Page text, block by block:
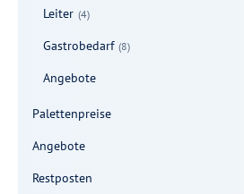
Leiter (4)
Gastrobedarf (8)
Angebote
Palettenpreise
Angebote
Restposten